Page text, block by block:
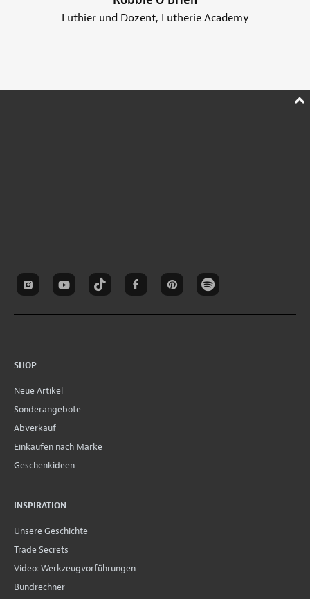
Luthier und Dozent, Lutherie Academy
SHOP
Neue Artikel
Sonderangebote
Abverkauf
Einkaufen nach Marke
Geschenkideen
INSPIRATION
Unsere Geschichte
Trade Secrets
Video: Werkzeugvorführungen
Bundrechner